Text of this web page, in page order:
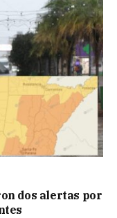
dos alertas por